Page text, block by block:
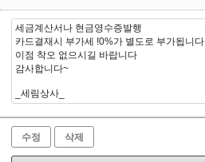
세금계산서나 현금영수증발행
카드결재시 부가세 !0%가 별도로 부가됩니다
이점 착오 없으시길 바랍니다
감사합니다~
_세림상사_
수정 삭제